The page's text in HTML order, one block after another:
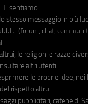
Ti sentiamo.
stesso messaggio in più
(forum, chat,
le religioni e razze
altri utenti.
le proprie idee, nei
rispetto altrui.
pubblicitari, catene di